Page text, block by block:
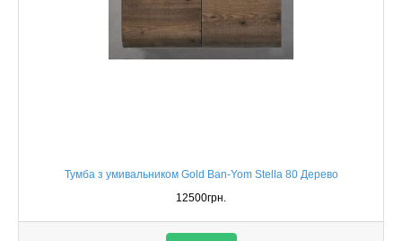
Тумба з умивальником Gold Ban-Yom Stella 80 Дерево
12500грн.